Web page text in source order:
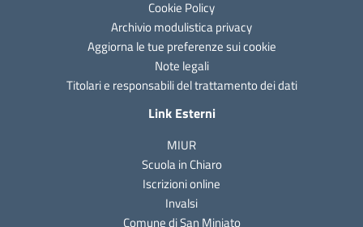
Cookie Policy
Archivio modulistica privacy
Aggiorna le tue preferenze sui cookie
Note legali
Titolari e responsabili del trattamento dei dati
Link Esterni
MIUR
Scuola in Chiaro
Iscrizioni online
Invalsi
Comune di San Miniato